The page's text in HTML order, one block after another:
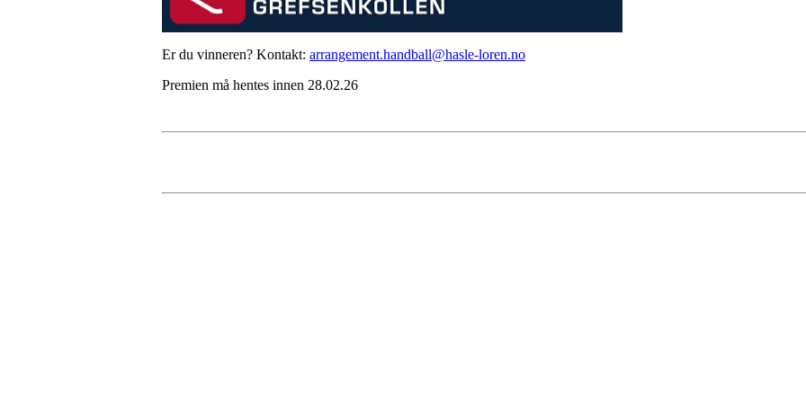
Er du vinneren? Kontakt: arrangement.handball@hasle-loren.no
Premien må hentes innen 28.02.26